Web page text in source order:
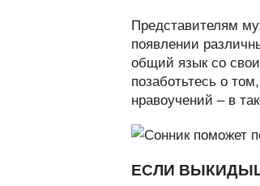
Представителям
появлении
общий язык со
позаботьтесь о
нравоучений – в
ЕСЛИ